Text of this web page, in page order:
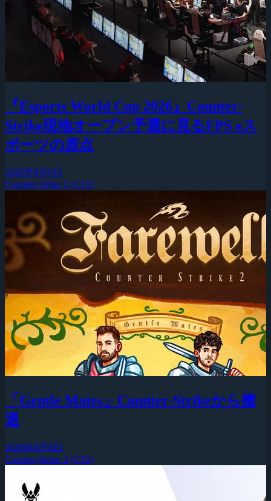
『Esports World Cup 2026』Counter-
Strike現地オープン予選に見るFPS eス
ポーツの原点
2026年8月9日
Counter-Strike 2 (CS2)
「Gentle Mates」Counter-Strikeから撤
退
2026年8月8日
Counter-Strike 2 (CS2)